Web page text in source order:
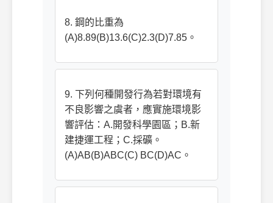
8. 鋼的比重為
(A)8.89(B)13.6(C)2.3(D)7.85。
9. 下列何種開發行為若對環境有
不良影響之虞者，應實施環境影
響評估：A.開發科學園區；B.新
建捷運工程；C.採礦。
(A)AB(B)ABC(C) BC(D)AC。